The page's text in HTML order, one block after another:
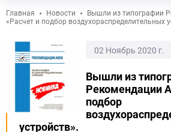
Главная Новости
Вышли из типографии
«Расчет и подбор воздухораспределительных
02 Ноябрь 2020 г.
Вышли из
Рекомендации
подбор
устройств».